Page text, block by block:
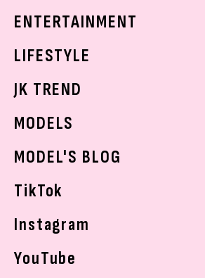
ベストコスメ
ボディケア
学校ヘアメイク
ENTERTAINMENT
K-POP
LIFESTYLE
モデルの購入品
JK TREND
MODELS
MODEL'S BLOG
TikTok
Instagram
YouTube